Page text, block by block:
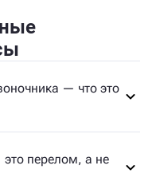
— что это
перелом, а не